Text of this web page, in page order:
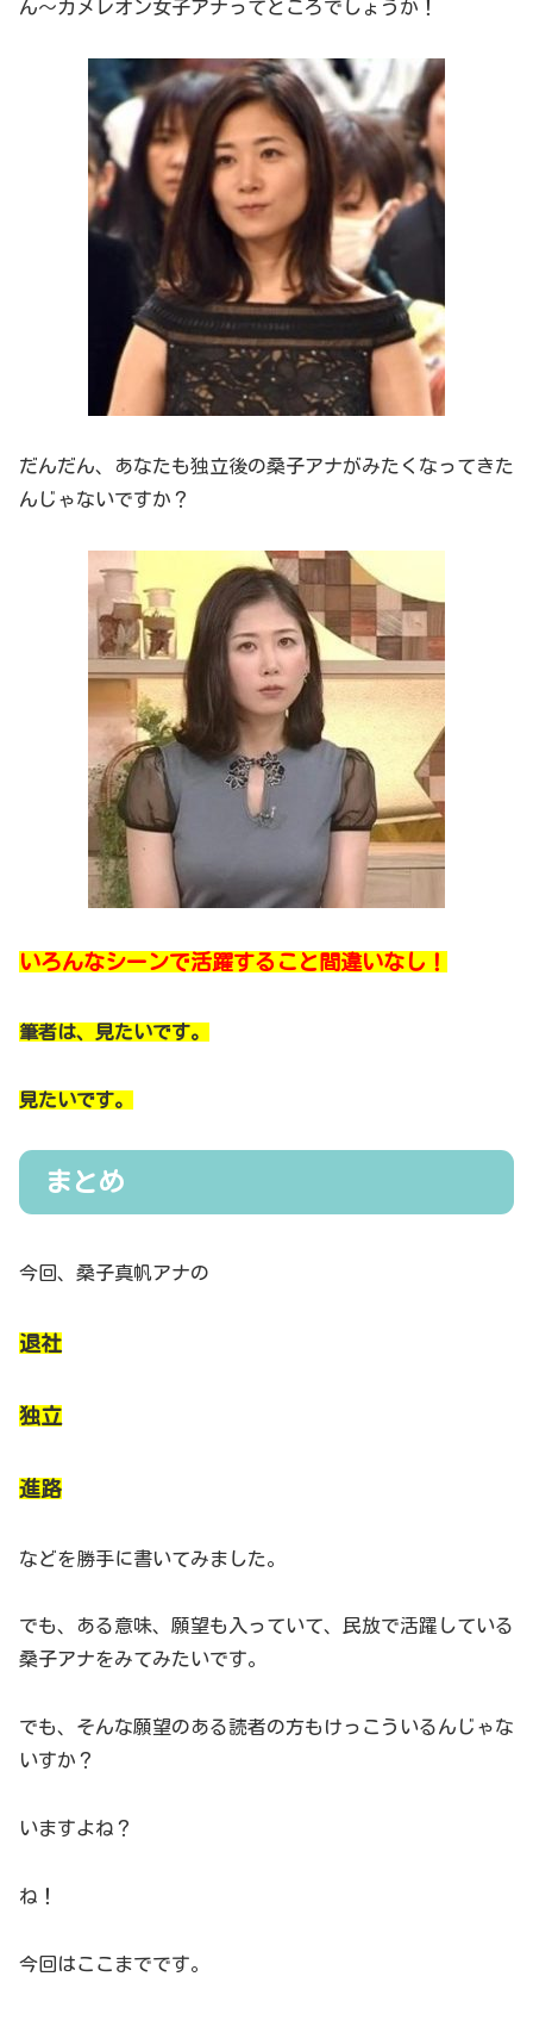
ん～カメレオン女子アナってところでしょうか！
だんだん、あなたも独立後の桑子アナがみたくなってきた
んじゃないですか？
いろんなシーンで活躍すること間違いなし！
筆者は、見たいです。
見たいです。
まとめ
今回、桑子真帆アナの
退社
独立
進路
などを勝手に書いてみました。
でも、ある意味、願望も入っていて、民放で活躍している
桑子アナをみてみたいです。
でも、そんな願望のある読者の方もけっこういるんじゃな
いすか？
いますよね？
ね！
今回はここまでです。